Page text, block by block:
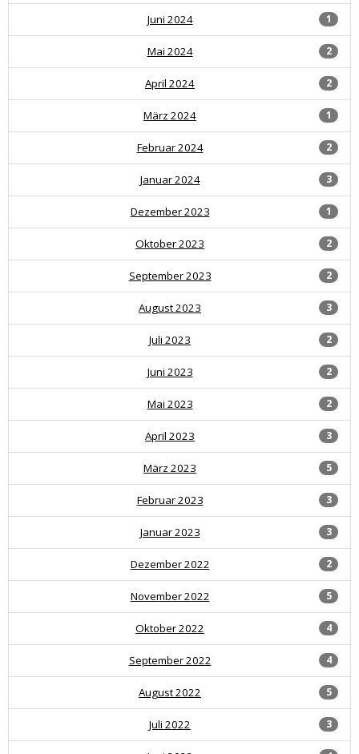
1
Juni 2024
2
Mai 2024
2
April 2024
1
März 2024
2
Februar 2024
3
Januar 2024
1
Dezember 2023
2
Oktober 2023
2
September 2023
3
August 2023
2
Juli 2023
2
Juni 2023
2
Mai 2023
3
April 2023
5
März 2023
3
Februar 2023
3
Januar 2023
2
Dezember 2022
5
November 2022
4
Oktober 2022
4
September 2022
5
August 2022
3
Juli 2022